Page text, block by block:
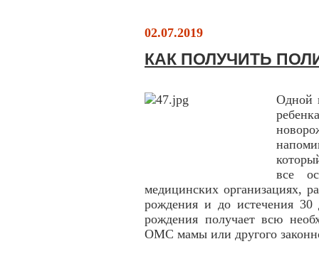
02.07.2019
КАК ПОЛУЧИТЬ
Одной
все
медицинских организациях,
рождения и до истечения 30
рождения получает всю
ОМС мамы или другого